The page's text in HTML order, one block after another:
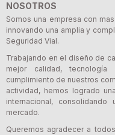
NOSOTROS
Somos una empresa con
innovando una amplia y
Seguridad Vial.
Trabajando en el diseño de
mejor calidad,
cumplimiento de nuestros
actividad, hemos logrado
internacional,
mercado.
Queremos agradecer a